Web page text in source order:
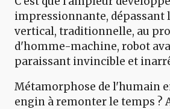
impressionnante,
vertical, traditionnelle, au
d'homme-machine, robot
paraissant invincible et
Métamorphose de l'humain
engin à remonter le temps ?